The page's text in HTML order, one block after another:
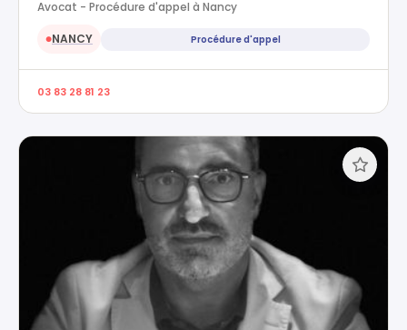
Avocat - Procédure d'appel à Nancy
●NANCY Procédure d'appel
03 83 28 81 23